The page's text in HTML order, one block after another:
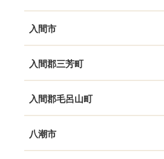
入間市
入間郡三芳町
入間郡毛呂山町
八潮市